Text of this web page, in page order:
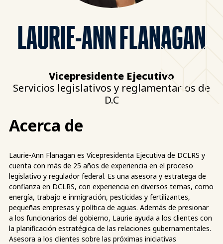
LAURIE-ANN FLANAGAN
Vicepresidente Ejecutivo
Servicios legislativos y reglamentarios de
D.C
Acerca de
Laurie-Ann Flanagan es Vicepresidenta Ejecutiva de DCLRS y
cuenta con más de 25 años de experiencia en el proceso
legislativo y regulador federal. Es una asesora y estratega de
confianza en DCLRS, con experiencia en diversos temas, como
energía, trabajo e inmigración, pesticidas y fertilizantes,
pequeñas empresas y política de aguas. Además de presionar
a los funcionarios del gobierno, Laurie ayuda a los clientes con
la planificación estratégica de las relaciones gubernamentales.
Asesora a los clientes sobre las próximas iniciativas